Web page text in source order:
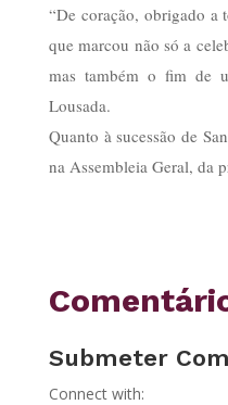
“De coração, obrigado a
que marcou não só a
mas também o fim de
Lousada.
Quanto à sucessão de
na Assembleia Geral, da
Submeter
Connect with: